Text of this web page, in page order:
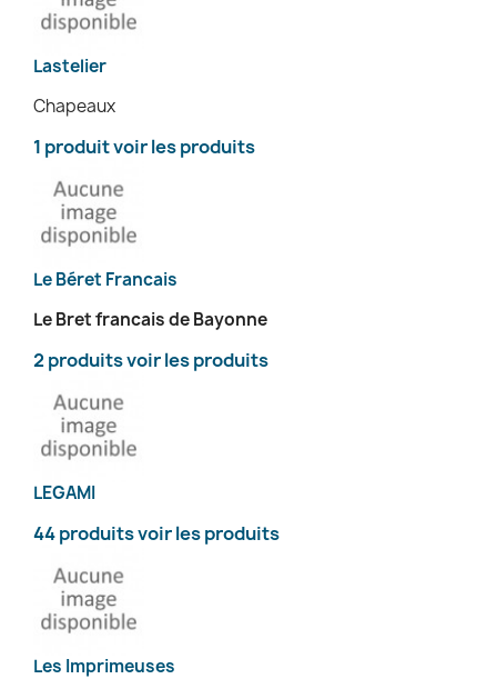
Lastelier
Chapeaux
1 produitvoir les produits
Le Béret Francais
Le Bret francais de Bayonne
2 produitsvoir les produits
LEGAMI
44 produitsvoir les produits
Les Imprimeuses